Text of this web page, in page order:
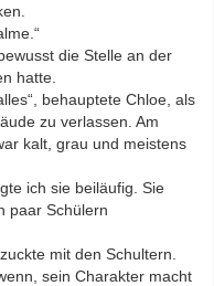
die Stelle an der
hatte.
behauptete Chloe, als
zu verlassen. Am
kalt, grau und meistens
ich sie beiläufig. Sie
paar Schülern
mit den Schultern.
sein Charakter macht